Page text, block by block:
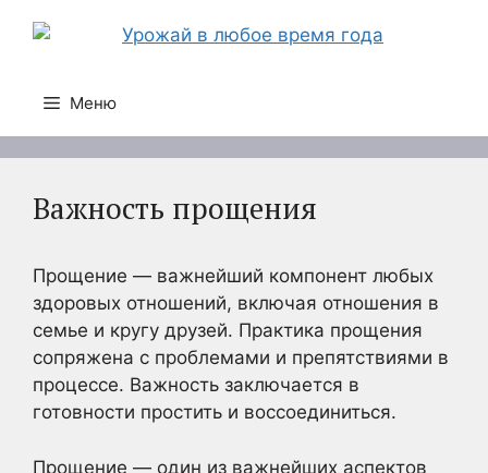
Меню
Важность прощения
Прощение — важнейший компонент любых
здоровых отношений, включая отношения в
семье и кругу друзей. Практика прощения
сопряжена с проблемами и препятствиями в
процессе. Важность заключается в
готовности простить и воссоединиться.
Прощение — один из важнейших аспектов